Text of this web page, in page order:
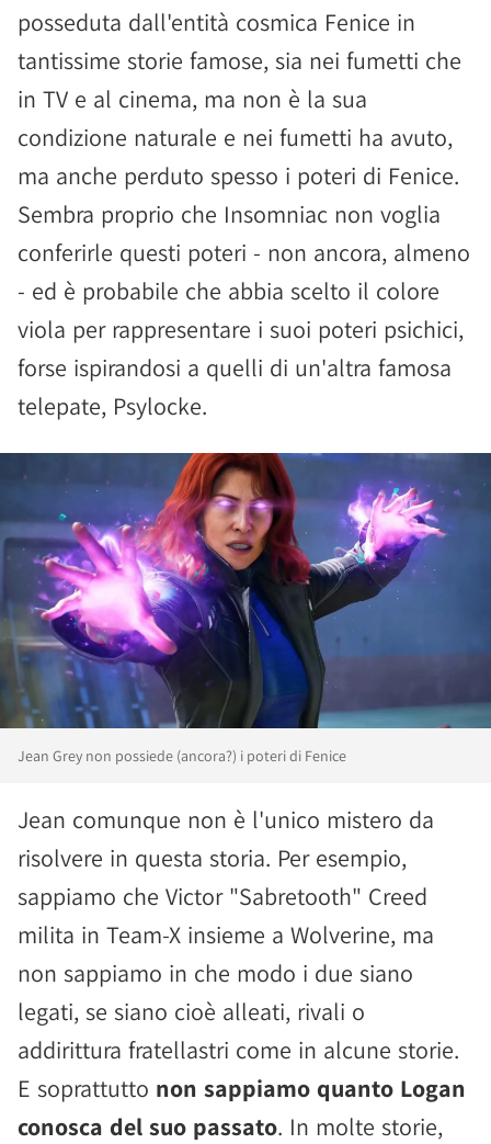
posseduta dall'entità cosmica Fenice in
tantissime storie famose, sia nei fumetti che
in TV e al cinema, ma non è la sua
condizione naturale e nei fumetti ha avuto,
ma anche perduto spesso i poteri di Fenice.
Sembra proprio che Insomniac non voglia
conferirle questi poteri - non ancora, almeno
- ed è probabile che abbia scelto il colore
viola per rappresentare i suoi poteri psichici,
forse ispirandosi a quelli di un'altra famosa
telepate, Psylocke.
Jean Grey non possiede (ancora?) i poteri di Fenice
Jean comunque non è l'unico mistero da
risolvere in questa storia. Per esempio,
sappiamo che Victor "Sabretooth" Creed
milita in Team-X insieme a Wolverine, ma
non sappiamo in che modo i due siano
legati, se siano cioè alleati, rivali o
addirittura fratellastri come in alcune storie.
E soprattutto non sappiamo quanto Logan
conosca del suo passato. In molte storie,